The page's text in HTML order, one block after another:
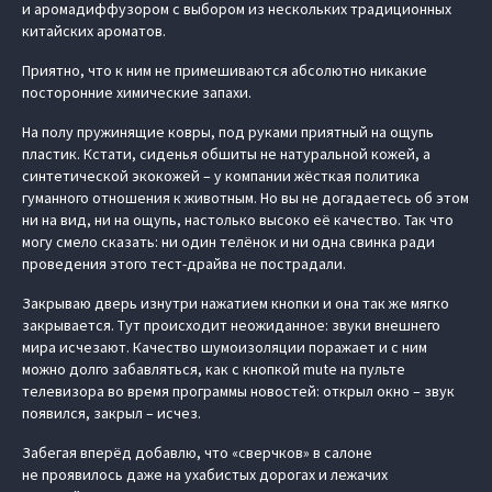
и аромадиффузором с выбором из нескольких традиционных
китайских ароматов.
Приятно, что к ним не примешиваются абсолютно никакие
посторонние химические запахи.
На полу пружинящие ковры, под руками приятный на ощупь
пластик. Кстати, сиденья обшиты не натуральной кожей, а
синтетической экокожей – у компании жёсткая политика
гуманного отношения к животным. Но вы не догадаетесь об этом
ни на вид, ни на ощупь, настолько высоко её качество. Так что
могу смело сказать: ни один телёнок и ни одна свинка ради
проведения этого тест-драйва не пострадали.
Закрываю дверь изнутри нажатием кнопки и она так же мягко
закрывается. Тут происходит неожиданное: звуки внешнего
мира исчезают. Качество шумоизоляции поражает и с ним
можно долго забавляться, как с кнопкой mute на пульте
телевизора во время программы новостей: открыл окно – звук
появился, закрыл – исчез.
Забегая вперёд добавлю, что «сверчков» в салоне
не проявилось даже на ухабистых дорогах и лежачих